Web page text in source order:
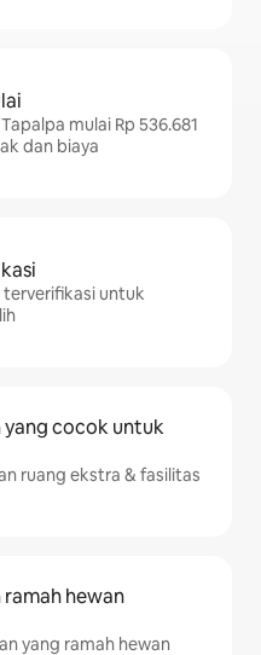
mulai Rp 536.681
dan biaya
terverifikasi untuk
cocok untuk
ruang ekstra & fasilitas
hewan
yang ramah hewan